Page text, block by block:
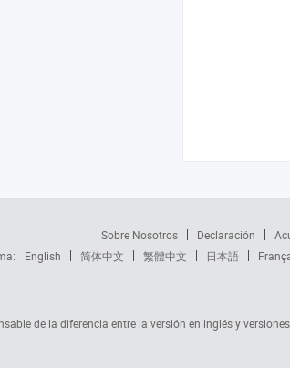
Sobre Nosotros Declaración
English 简体中文 繁體中文 日本語
de la diferencia entre la versión en inglés y